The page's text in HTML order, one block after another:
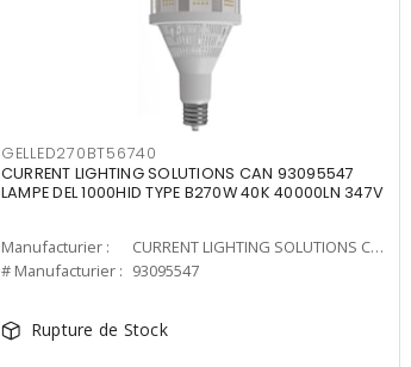
GELLED270BT56740
CURRENT LIGHTING SOLUTIONS CAN 93095547
LAMPE DEL 1000HID TYPE B270W 40K 40000LN 347V
Manufacturier :
CURRENT LIGHTING SOLUTIONS CAN
# Manufacturier : 93095547
Rupture de Stock